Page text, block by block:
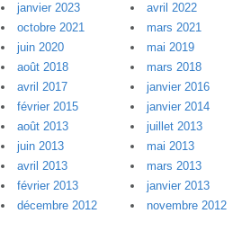
janvier 2023
avril 2022
octobre 2021
mars 2021
juin 2020
mai 2019
août 2018
mars 2018
avril 2017
janvier 2016
février 2015
janvier 2014
août 2013
juillet 2013
juin 2013
mai 2013
avril 2013
mars 2013
février 2013
janvier 2013
décembre 2012
novembre 2012